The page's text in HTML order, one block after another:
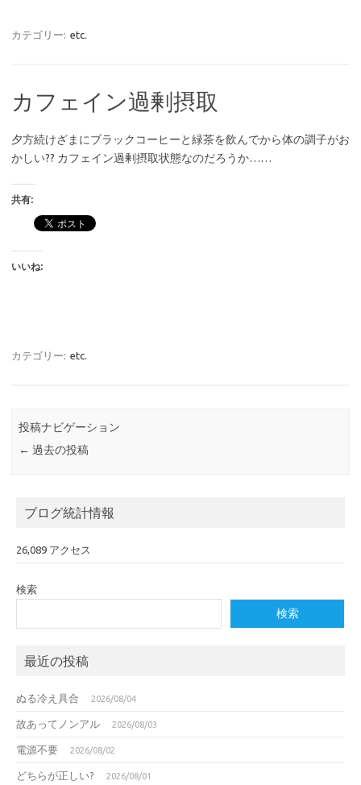
カテゴリー: etc.
カフェイン過剰摂取
夕方続けざまにブラックコーヒーと緑茶を飲んでから体の調子がお
かしい?? カフェイン過剰摂取状態なのだろうか……
共有:
いいね:
カテゴリー: etc.
投稿ナビゲーション
← 過去の投稿
ブログ統計情報
26,089 アクセス
検索
検索
最近の投稿
ぬる冷え具合 2026/08/04
故あってノンアル 2026/08/03
電源不要 2026/08/02
どちらが正しい? 2026/08/01